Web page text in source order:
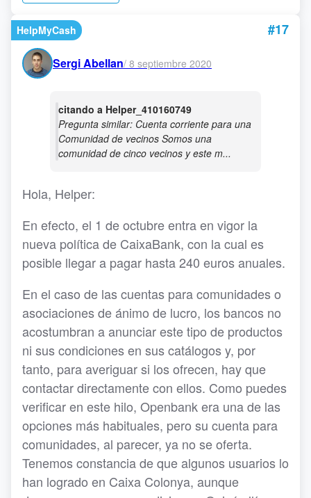
HelpMyCash #17
Sergi Abellan/ 8 septiembre 2020
citando a Helper_410160749
Pregunta similar: Cuenta corriente para una
Comunidad de vecinos Somos una
comunidad de cinco vecinos y este m...
Hola, Helper:
En efecto, el 1 de octubre entra en vigor la
nueva política de CaixaBank, con la cual es
posible llegar a pagar hasta 240 euros anuales.
En el caso de las cuentas para comunidades o
asociaciones de ánimo de lucro, los bancos no
acostumbran a anunciar este tipo de productos
ni sus condiciones en sus catálogos y, por
tanto, para averiguar si los ofrecen, hay que
contactar directamente con ellos. Como puedes
verificar en este hilo, Openbank era una de las
opciones más habituales, pero su cuenta para
comunidades, al parecer, ya no se oferta.
Tenemos constancia de que algunos usuarios lo
han logrado en Caixa Colonya, aunque